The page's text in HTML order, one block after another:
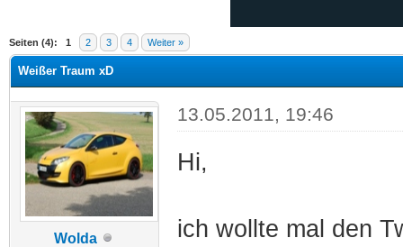
Seiten (4): 1 2 3 4 Weiter »
Durchschnitt
Weißer Traum xD
Wolda
13.05.2011, 19:46
Hi,
ich wollte mal den